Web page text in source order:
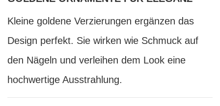
Kleine goldene Verzierungen ergänzen das
Design perfekt. Sie wirken wie Schmuck auf
den Nägeln und verleihen dem Look eine
hochwertige Ausstrahlung.